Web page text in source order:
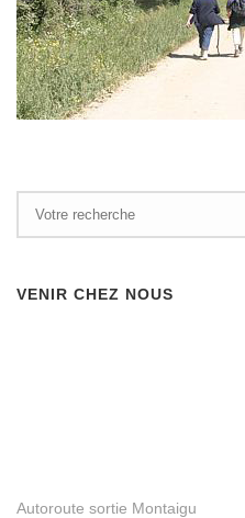
VENIR CHEZ NOUS
Autoroute sortie Montaigu